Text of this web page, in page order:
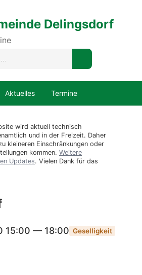
Delingsdorf
Aktuelles Termine
wird aktuell technisch
und in der Freizeit. Daher
kleineren Einschränkungen oder
kommen. Weitere
Updates. Vielen Dank für das
15:00 — 18:00 Geselligkeit